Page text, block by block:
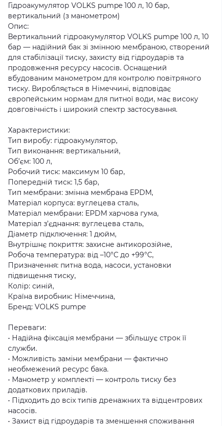
Гідроакумулятор VOLKS pumpe 100 л, 10 бар,
вертикальний (з манометром)
Опис:
Вертикальний гідроакумулятор VOLKS pumpe 100 л, 10
бар — надійний бак зі змінною мембраною, створений
для стабілізації тиску, захисту від гідроударів та
продовження ресурсу насосів. Оснащений
вбудованим манометром для контролю повітряного
тиску. Виробляється в Німеччині, відповідає
європейським нормам для питної води, має високу
довговічність і широкий спектр застосування.
Характеристики:
Тип виробу: гідроакумулятор,
Тип виконання: вертикальний,
Об’єм: 100 л,
Робочий тиск: максимум 10 бар,
Попередній тиск: 1,5 бар,
Тип мембрани: змінна мембрана EPDM,
Матеріал корпуса: вуглецева сталь,
Матеріал мембрани: EPDM харчова гума,
Матеріал з’єднання: вуглецева сталь,
Діаметр підключення: 1 дюйм,
Внутрішнє покриття: захисне антикорозійне,
Робоча температура: від –10°С до +99°С,
Призначення: питна вода, насоси, установки
підвищення тиску,
Колір: синій,
Країна виробник: Німеччина,
Бренд: VOLKS pumpe
Переваги:
• Надійна фіксація мембрани — збільшує строк її
служби.
• Можливість заміни мембрани — фактично
необмежений ресурс бака.
• Манометр у комплекті — контроль тиску без
додаткових приладів.
• Підходить до всіх типів дренажних та відцентрових
насосів.
• Захист від гідроударів та зменшення споживання